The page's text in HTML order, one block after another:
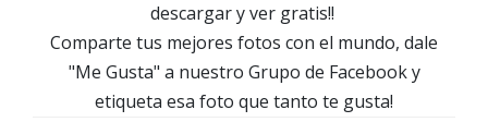
descargar y ver gratis!!
Comparte tus mejores fotos con el mundo, dale
"Me Gusta" a nuestro Grupo de Facebook y
etiqueta esa foto que tanto te gusta!